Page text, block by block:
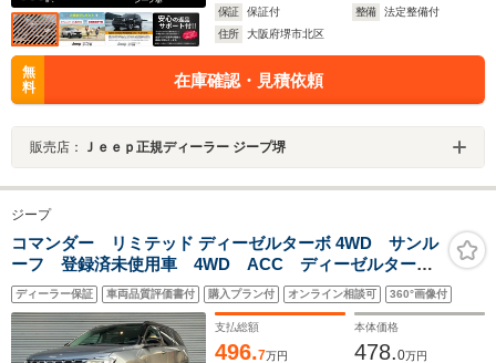
保証
保証付 整備
法定整備付
住所
大阪府堺市北区
無
料
在庫確認・見積依頼
販売店： Ｊｅｅｐ正規ディーラー ジープ堺
ジープ
コマンダー リミテッド ディーゼルターボ 4WD サンル
ーフ 登録済未使用車 4WD ACC ディーゼルター
ボ CarPlay AppleMusic LEDヘッドライト 純正ナ
ビ10.1インチ ナビ360度カメラ 3列レザーシート 7人
乗り 認定中古車
ディーラー保証 車両品質評価書付 購入プラン付 オンライン相談可 360°画像付
支払総額
496.7万円
本体価格
478.0万円